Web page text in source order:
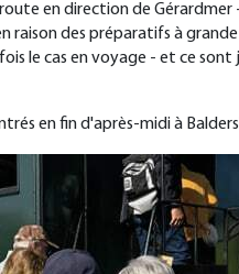
en direction de
raison des préparatifs à
le cas en voyage - et ce
en fin d'après-midi à